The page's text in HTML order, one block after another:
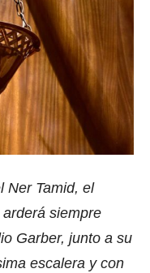
Ner Tamid, el
siempre
Garber, junto a su
escalera y con